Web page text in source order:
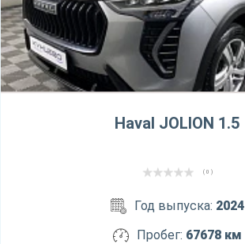
Haval JOLION 1.5
( 0 )
Год выпуска: 2024
Пробег: 67678 км